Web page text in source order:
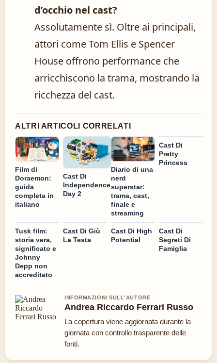
d’occhio nel cast?
Assolutamente sì. Oltre ai principali,
attori come Tom Ellis e Spencer
House offrono performance che
arricchiscono la trama, mostrando la
ricchezza del cast.
ALTRI ARTICOLI CORRELATI
Film di
Doraemon:
guida
completa in
italiano
Cast Di
Independence
Day 2
Diario di una
nerd
superstar:
trama, cast,
finale e
streaming
Cast Di
Pretty
Princess
Tusk film:
storia vera,
significato e
Johnny
Depp non
accreditato
Cast Di Giù
La Testa
Cast Di High
Potential
Cast Di
Segreti Di
Famiglia
INFORMAZIONI SULL'AUTORE
Andrea Riccardo Ferrari Russo
La copertura viene aggiornata durante la
giornata con controllo trasparente delle
fonti.